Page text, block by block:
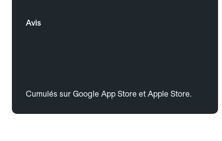
Avis
Cumulés sur Google App Store et Apple Store.